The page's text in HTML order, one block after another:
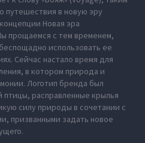
путешествия в новую эру
Новая эра
прощаемся с тем временем,
использовать ее
Сейчас настало время для
в котором природа и
Логотип бренда был
расправленные крылья
силу природы в сочетании с
призванными задать новое